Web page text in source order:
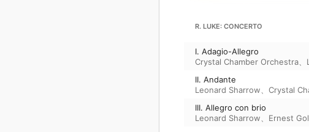
R. LUKE: CONCERTO
I. Adagio-Allegro
Crystal Chamber Orchestra
II. Andante
Leonard Sharrow
Crystal
III. Allegro con brio
Leonard Sharrow
Ernest